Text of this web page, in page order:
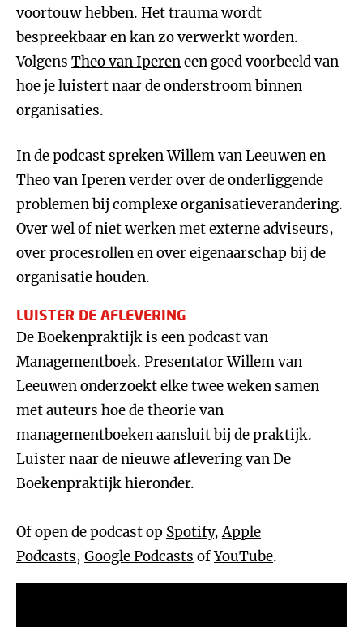
voortouw hebben. Het trauma wordt
bespreekbaar en kan zo verwerkt worden.
Volgens Theo van Ipereneen goed voorbeeld van
hoe je luistert naar de onderstroom binnen
organisaties.
In de podcast spreken Willem van Leeuwen en
Theo van Iperen verder over de onderliggende
problemen bij complexe organisatieverandering.
Over wel of niet werken met externe adviseurs,
over procesrollen en over eigenaarschap bij de
organisatie houden.
LUISTER DE AFLEVERING
De Boekenpraktijk is een podcast van
Managementboek. Presentator Willem van
Leeuwen onderzoekt elke twee weken samen
met auteurs hoe de theorie van
managementboeken aansluit bij de praktijk.
Luister naar de nieuwe aflevering van De
Boekenpraktijk hieronder.
Of open de podcast op Spotify,Apple
Podcasts, Google Podcasts ofYouTube.